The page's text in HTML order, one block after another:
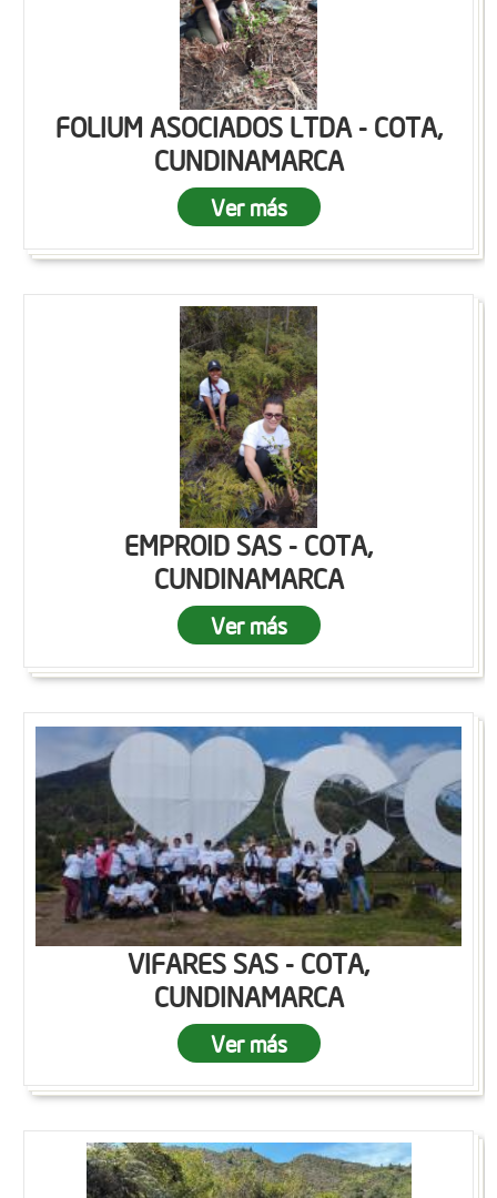
FOLIUM ASOCIADOS LTDA - COTA,
CUNDINAMARCA
Ver más
EMPROID SAS - COTA,
CUNDINAMARCA
Ver más
VIFARES SAS - COTA,
CUNDINAMARCA
Ver más